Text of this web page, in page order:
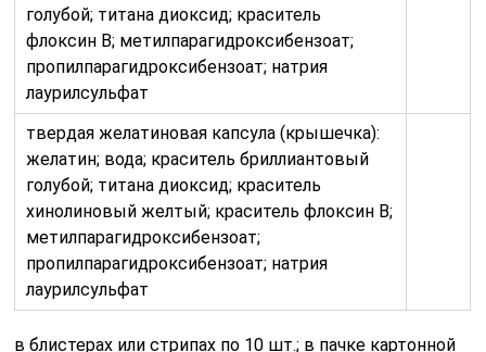
голубой; титана диоксид; краситель
флоксин В; метилпарагидроксибензоат;
пропилпарагидроксибензоат; натрия
лаурилсульфат
твердая желатиновая капсула (крышечка):
желатин; вода; краситель бриллиантовый
голубой; титана диоксид; краситель
хинолиновый желтый; краситель флоксин В;
метилпарагидроксибензоат;
пропилпарагидроксибензоат; натрия
лаурилсульфат
в блистерах или стрипах по 10 шт.; в пачке картонной